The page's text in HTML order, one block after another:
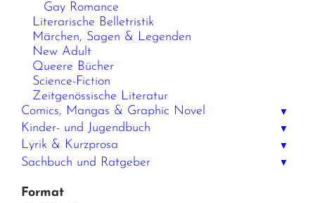
Gay Romance
Literarische Belletristik
Märchen, Sagen & Legenden
New Adult
Queere Bücher
Science-Fiction
Zeitgenössische Literatur
Comics, Mangas & Graphic Novel
▼
Kinder- und Jugendbuch ▼
Lyrik & Kurzprosa ▼
Sachbuch und Ratgeber ▼
Format